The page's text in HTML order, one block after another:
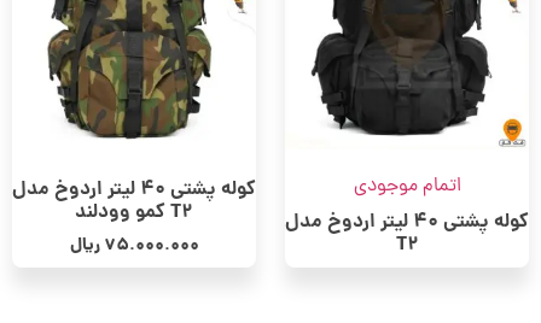
اتمام موجودی
کوله پشتی 40 لیتر اردوخ مدل
T2
کوله پشتی 40 لیتر اردوخ مدل
T2 کمو وودلند
75.000.000 ریال